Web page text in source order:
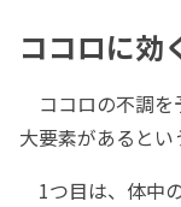
ココロに効
ココロの不調を
大要素があるとい
1つ目は、体中